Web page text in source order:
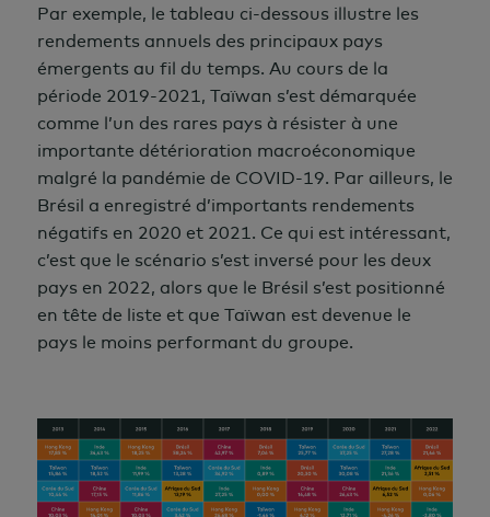
Par exemple, le tableau ci-dessous illustre les
rendements annuels des principaux pays
émergents au fil du temps. Au cours de la
période 2019-2021, Taïwan s’est démarquée
comme l’un des rares pays à résister à une
importante détérioration macroéconomique
malgré la pandémie de COVID-19. Par ailleurs, le
Brésil a enregistré d’importants rendements
négatifs en 2020 et 2021. Ce qui est intéressant,
c’est que le scénario s’est inversé pour les deux
pays en 2022, alors que le Brésil s’est positionné
en tête de liste et que Taïwan est devenue le
pays le moins performant du groupe.